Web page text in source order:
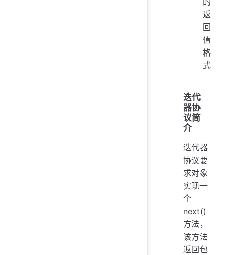
返
回
值
格
式
迭代
器协
议简
介
迭代器
协议要
求对象
实现一
个
next()
方法，
该方法
返回包